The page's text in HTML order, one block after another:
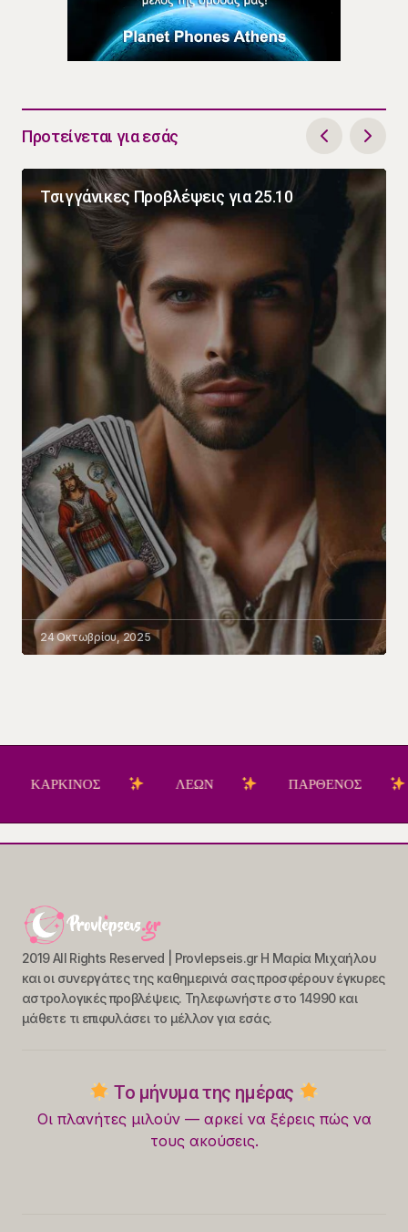
Προτείνεται για εσάς
Τσιγγάνικες Προβλέψεις για 25.10
24 Οκτωβρίου, 2025
ΛΕΩΝ ΠΑΡΘΕΝΟΣ
2019 All Rights Reserved | Provlepseis.gr Η Μαρία Μιχαήλου
και οι συνεργάτες της καθημερινά σας προσφέρουν έγκυρες
αστρολογικές προβλέψεις. Τηλεφωνήστε στο 14990 και
μάθετε τι επιφυλάσει το μέλλον για εσάς.
Το μήνυμα της ημέρας
Οι πλανήτες μιλούν — αρκεί να ξέρεις πώς να
τους ακούσεις.